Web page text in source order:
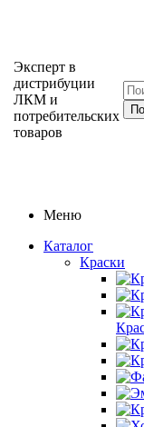
Эксперт в
дистрибуции
ЛКМ и
потребительских
товаров
Меню
Каталог
Краски